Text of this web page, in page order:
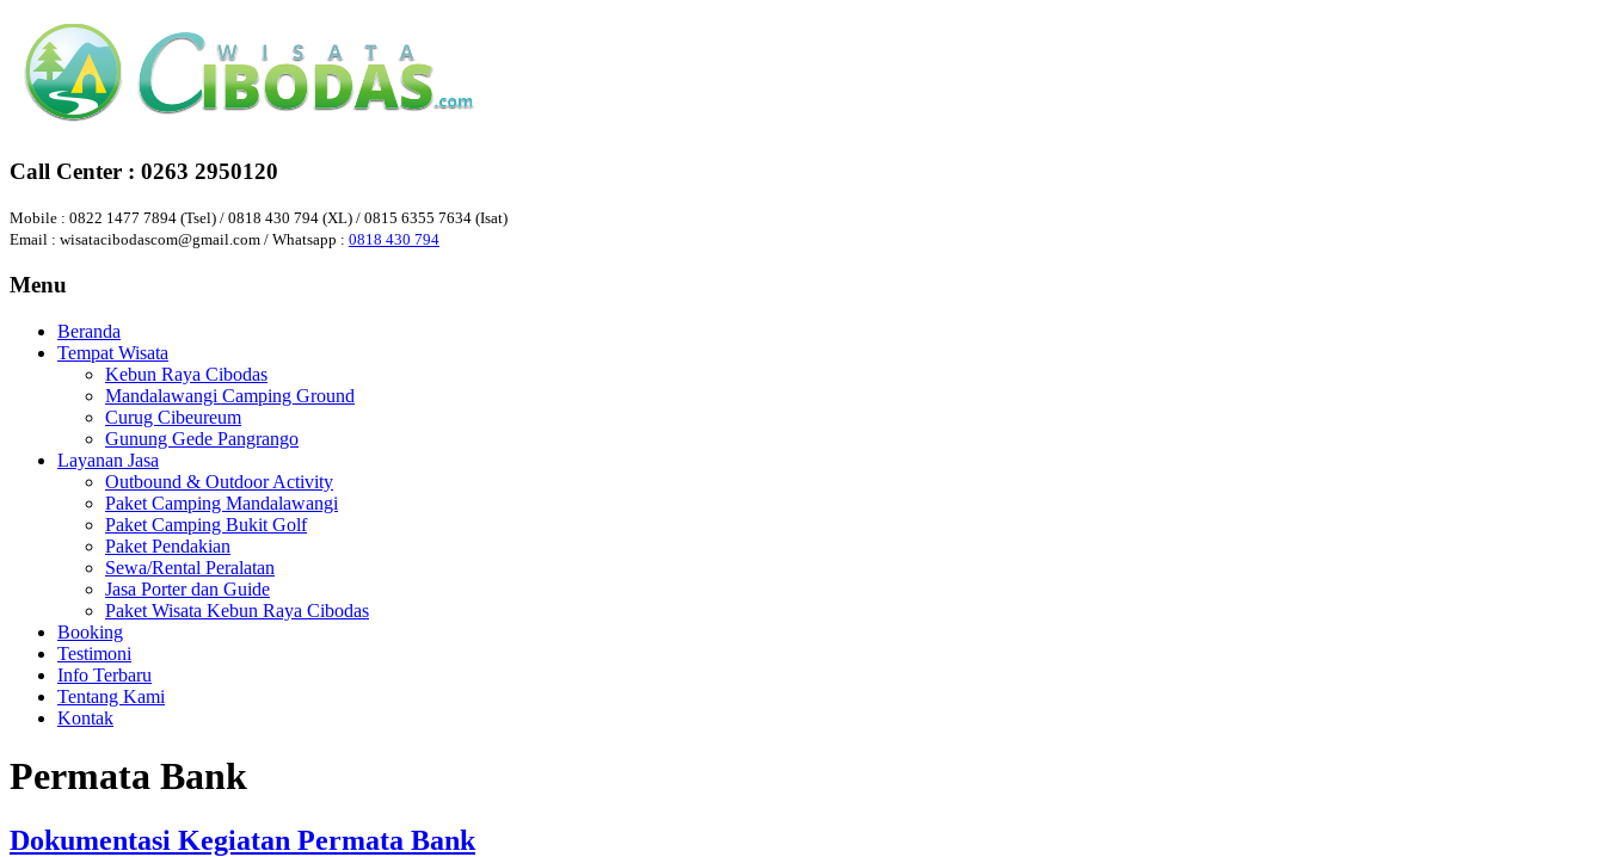
Call Center : 0263 2950120
Mobile : 0822 1477 7894 (Tsel) / 0818 430 794 (XL) / 0815 6355 7634 (Isat)
Email : wisatacibodascom@gmail.com / Whatsapp : 0818 430 794
Menu
Beranda
Tempat Wisata
Kebun Raya Cibodas
Mandalawangi Camping Ground
Curug Cibeureum
Gunung Gede Pangrango
Layanan Jasa
Outbound & Outdoor Activity
Paket Camping Mandalawangi
Paket Camping Bukit Golf
Paket Pendakian
Sewa/Rental Peralatan
Jasa Porter dan Guide
Paket Wisata Kebun Raya Cibodas
Booking
Testimoni
Info Terbaru
Tentang Kami
Kontak
Permata Bank
Dokumentasi Kegiatan Permata Bank